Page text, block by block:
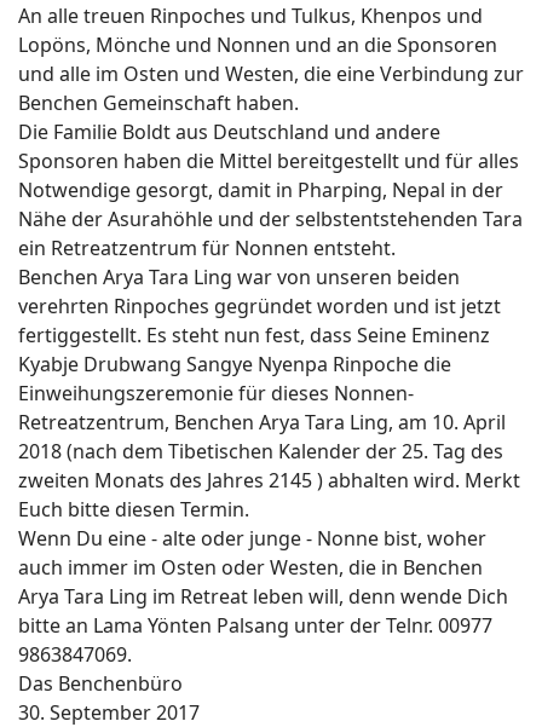
An alle treuen Rinpoches und Tulkus, Khenpos und
Lopöns, Mönche und Nonnen und an die Sponsoren
und alle im Osten und Westen, die eine Verbindung zur
Benchen Gemeinschaft haben.
Die Familie Boldt aus Deutschland und andere
Sponsoren haben die Mittel bereitgestellt und für alles
Notwendige gesorgt, damit in Pharping, Nepal in der
Nähe der Asurahöhle und der selbstentstehenden Tara
ein Retreatzentrum für Nonnen entsteht.
Benchen Arya Tara Ling war von unseren beiden
verehrten Rinpoches gegründet worden und ist jetzt
fertiggestellt. Es steht nun fest, dass Seine Eminenz
Kyabje Drubwang Sangye Nyenpa Rinpoche die
Einweihungszeremonie für dieses Nonnen-
Retreatzentrum, Benchen Arya Tara Ling, am 10. April
2018 (nach dem Tibetischen Kalender der 25. Tag des
zweiten Monats des Jahres 2145 ) abhalten wird. Merkt
Euch bitte diesen Termin.
Wenn Du eine - alte oder junge - Nonne bist, woher
auch immer im Osten oder Westen, die in Benchen
Arya Tara Ling im Retreat leben will, denn wende Dich
bitte an Lama Yönten Palsang unter der Telnr. 00977
9863847069.
Das Benchenbüro
30. September 2017